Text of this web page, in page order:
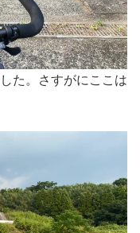
た。さすがにここは